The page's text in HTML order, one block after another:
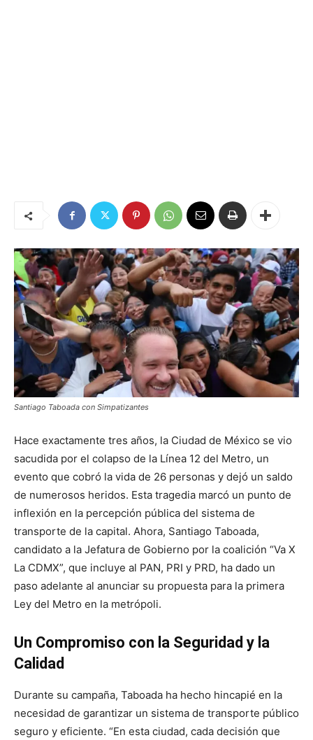
Santiago Taboada con Simpatizantes
Hace exactamente tres años, la Ciudad de México se vio
sacudida por el colapso de la Línea 12 del Metro, un
evento que cobró la vida de 26 personas y dejó un saldo
de numerosos heridos. Esta tragedia marcó un punto de
inflexión en la percepción pública del sistema de
transporte de la capital. Ahora, Santiago Taboada,
candidato a la Jefatura de Gobierno por la coalición “Va X
La CDMX”, que incluye al PAN, PRI y PRD, ha dado un
paso adelante al anunciar su propuesta para la primera
Ley del Metro en la metrópoli.
Un Compromiso con la Seguridad y la
Calidad
Durante su campaña, Taboada ha hecho hincapié en la
necesidad de garantizar un sistema de transporte público
seguro y eficiente. “En esta ciudad, cada decisión que